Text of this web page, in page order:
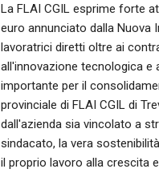
La FLAI CGIL esprime forte
euro annunciato dalla Nuova
lavoratrici diretti oltre ai
all'innovazione tecnologica e
importante per il
provinciale di FLAI CGIL di
dall'azienda sia vincolato a
sindacato, la vera
il proprio lavoro alla crescita